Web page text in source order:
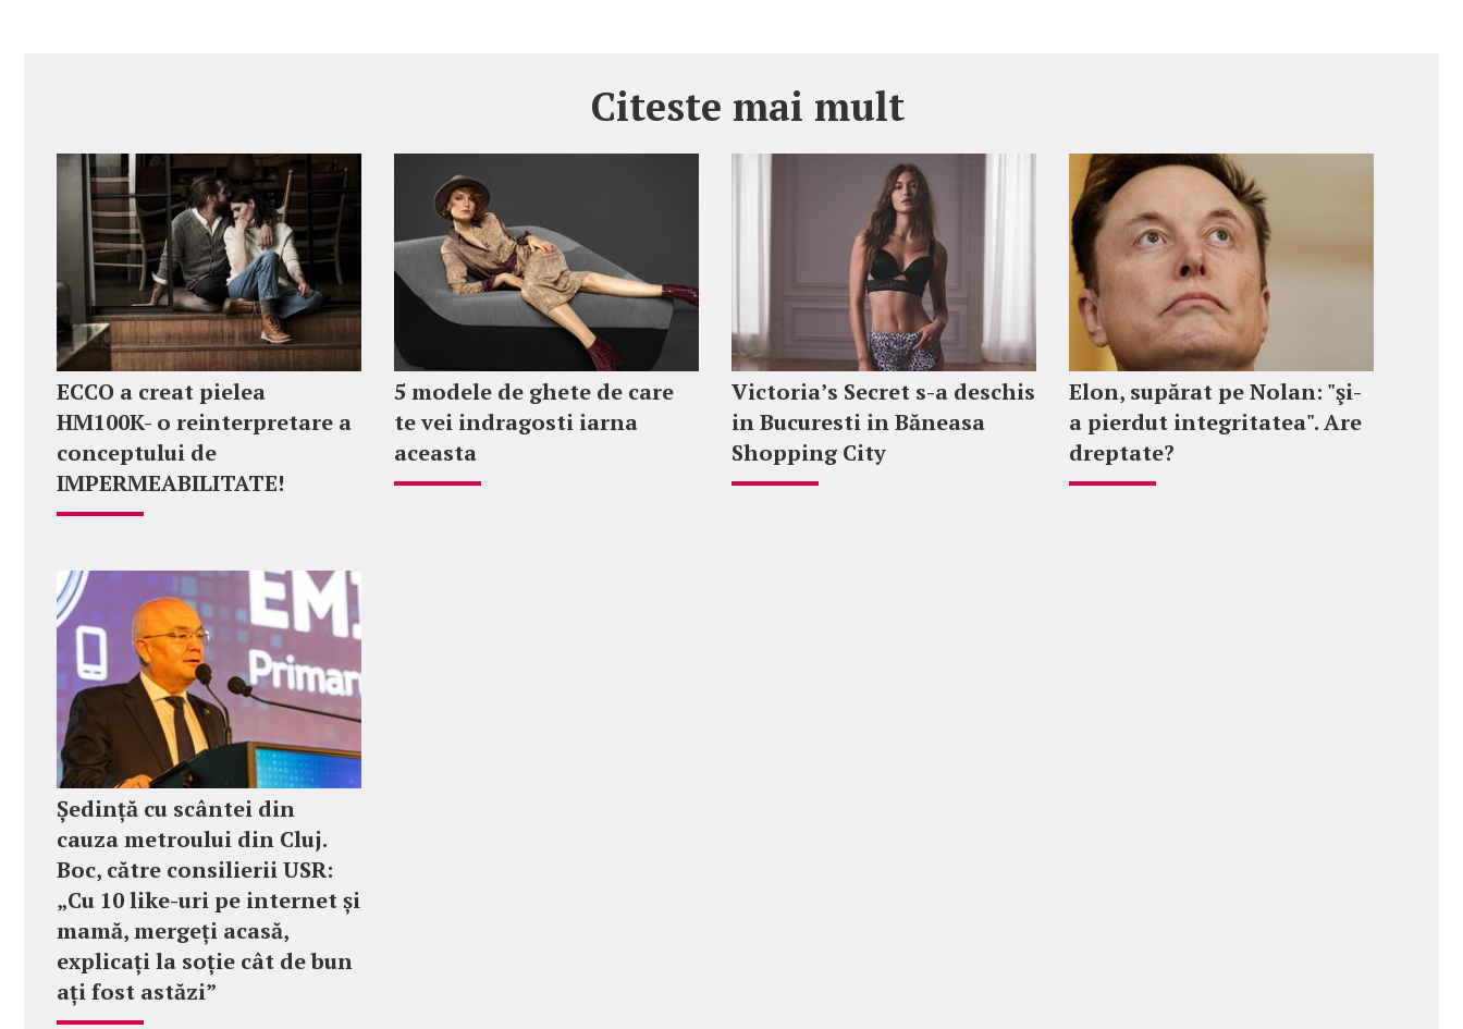
Citeste mai mult
ECCO a creat pielea
HM100K- o reinterpretare a
conceptului de
IMPERMEABILITATE!
5 modele de ghete de care
te vei indragosti iarna
aceasta
Victoria’s Secret s-a deschis
in Bucuresti in Băneasa
Shopping City
Elon, supărat pe Nolan: "şi-
a pierdut integritatea". Are
dreptate?
Ședință cu scântei din
cauza metroului din Cluj.
Boc, către consilierii USR:
„Cu 10 like-uri pe internet și
mamă, mergeți acasă,
explicați la soție cât de bun
ați fost astăzi”